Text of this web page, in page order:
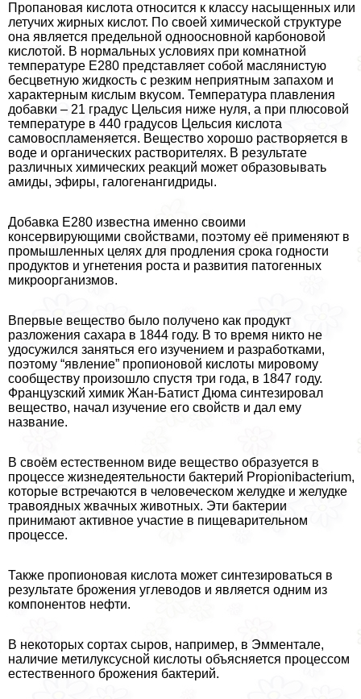
Пропановая кислота относится к классу насыщенных или
летучих жирных кислот. По своей химической структуре
она является предельной одноосновной карбоновой
кислотой. В нормальных условиях при комнатной
температуре Е280 представляет собой маслянистую
бесцветную жидкость с резким неприятным запахом и
хаpaктерным кислым вкусом. Температура плавления
добавки – 21 градус Цельсия ниже нуля, а при плюсовой
температуре в 440 градусов Цельсия кислота
самовоспламеняется. Вещество хорошо растворяется в
воде и органических растворителях. В результате
различных химических реакций может образовывать
амиды, эфиры, галогенангидриды.
Добавка Е280 известна именно своими
консервирующими свойствами, поэтому её применяют в
промышленных целях для продления срока годности
продуктов и угнетения роста и развития патогенных
микроорганизмов.
Впервые вещество было получено как продукт
разложения сахара в 1844 году. В то время никто не
удосужился заняться его изучением и разработками,
поэтому “явление” пропионовой кислоты мировому
сообществу произошло спустя три года, в 1847 году.
Французский химик Жан-Батист Дюма синтезировал
вещество, начал изучение его свойств и дал ему
название.
В своём естественном виде вещество образуется в
процессе жизнедеятельности бактерий Propionibacterium,
которые встречаются в человеческом желудке и желудке
травоядных жвачных животных. Эти бактерии
принимают активное участие в пищеварительном
процессе.
Также пропионовая кислота может синтезироваться в
результате брожения углеводов и является одним из
компонентов нефти.
В некоторых сортах сыров, например, в Эмментале,
наличие метилуксусной кислоты объясняется процессом
естественного брожения бактерий.